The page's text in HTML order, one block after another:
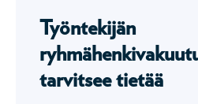
Työntekijän
tarvitsee tietää